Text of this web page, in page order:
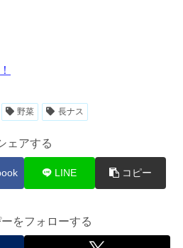
野菜 長ナス
ェアする
LINE コピー
をフォローする